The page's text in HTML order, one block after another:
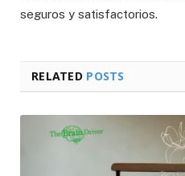
seguros y satisfactorios.
RELATED POSTS